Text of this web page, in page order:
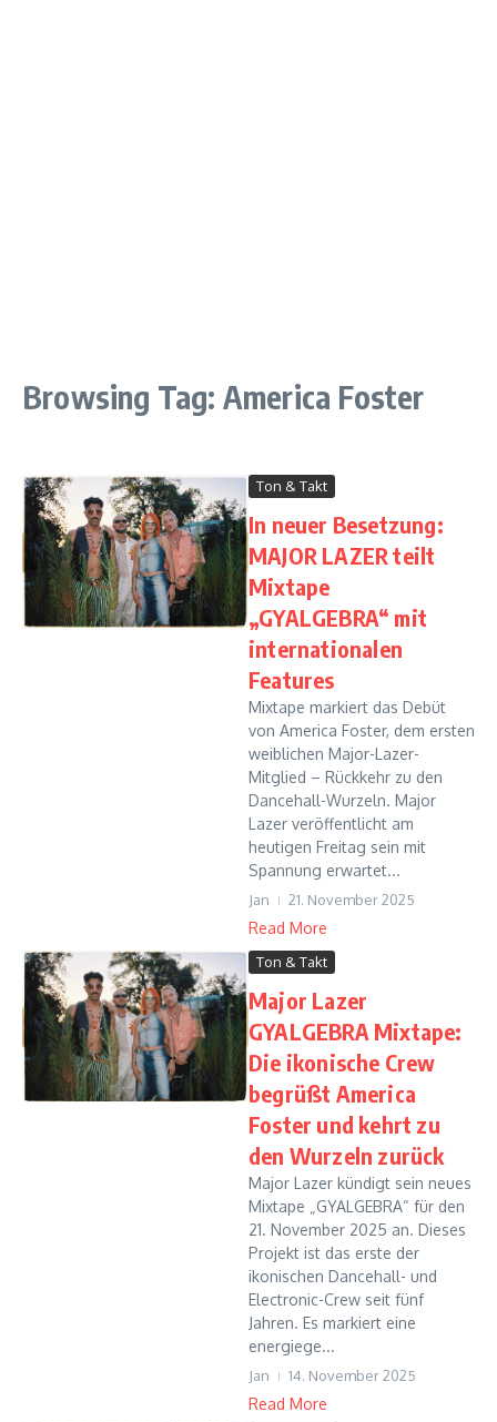
Browsing Tag: America Foster
Ton & Takt
In neuer Besetzung:
MAJOR LAZER teilt
Mixtape
„GYALGEBRA“ mit
internationalen
Features
Mixtape markiert das Debüt
von America Foster, dem ersten
weiblichen Major-Lazer-
Mitglied – Rückkehr zu den
Dancehall-Wurzeln. Major
Lazer veröffentlicht am
heutigen Freitag sein mit
Spannung erwartet...
Jan 21. November 2025
Read More
Ton & Takt
Major Lazer
GYALGEBRA Mixtape:
Die ikonische Crew
begrüßt America
Foster und kehrt zu
den Wurzeln zurück
Major Lazer kündigt sein neues
Mixtape „GYALGEBRA“ für den
21. November 2025 an. Dieses
Projekt ist das erste der
ikonischen Dancehall- und
Electronic-Crew seit fünf
Jahren. Es markiert eine
energiege...
Jan 14. November 2025
Read More